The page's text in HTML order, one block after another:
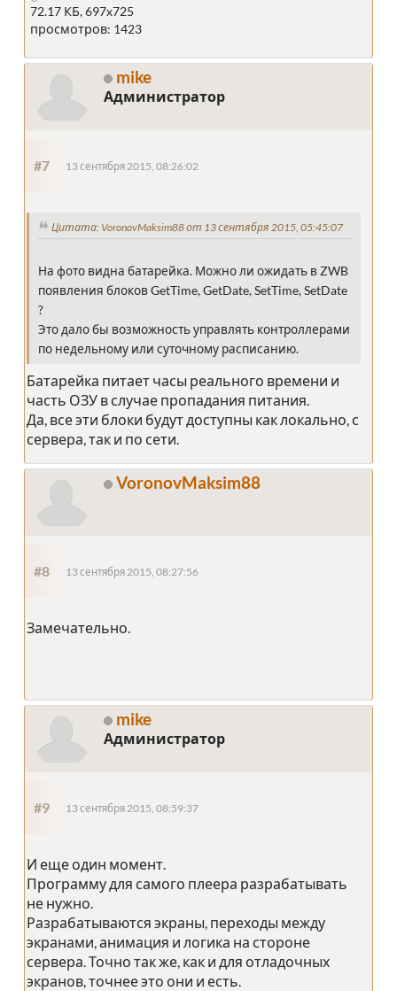
72.17 КБ, 697x725
просмотров: 1423
mike
Администратор
#7 13 сентября 2015, 08:26:02
Цитата: VoronovMaksim88 от 13 сентября 2015, 05:45:07
На фото видна батарейка. Можно ли ожидать в ZWB
появления блоков GetTime, GetDate, SetTime, SetDate
?
Это дало бы возможность управлять контроллерами
по недельному или суточному расписанию.
Батарейка питает часы реального времени и
часть ОЗУ в случае пропадания питания.
Да, все эти блоки будут доступны как локально, с
сервера, так и по сети.
VoronovMaksim88
#8 13 сентября 2015, 08:27:56
Замечательно.
mike
Администратор
#9 13 сентября 2015, 08:59:37
И еще один момент.
Программу для самого плеера разрабатывать
не нужно.
Разрабатываются экраны, переходы между
экранами, анимация и логика на стороне
сервера. Точно так же, как и для отладочных
экранов, точнее это они и есть.